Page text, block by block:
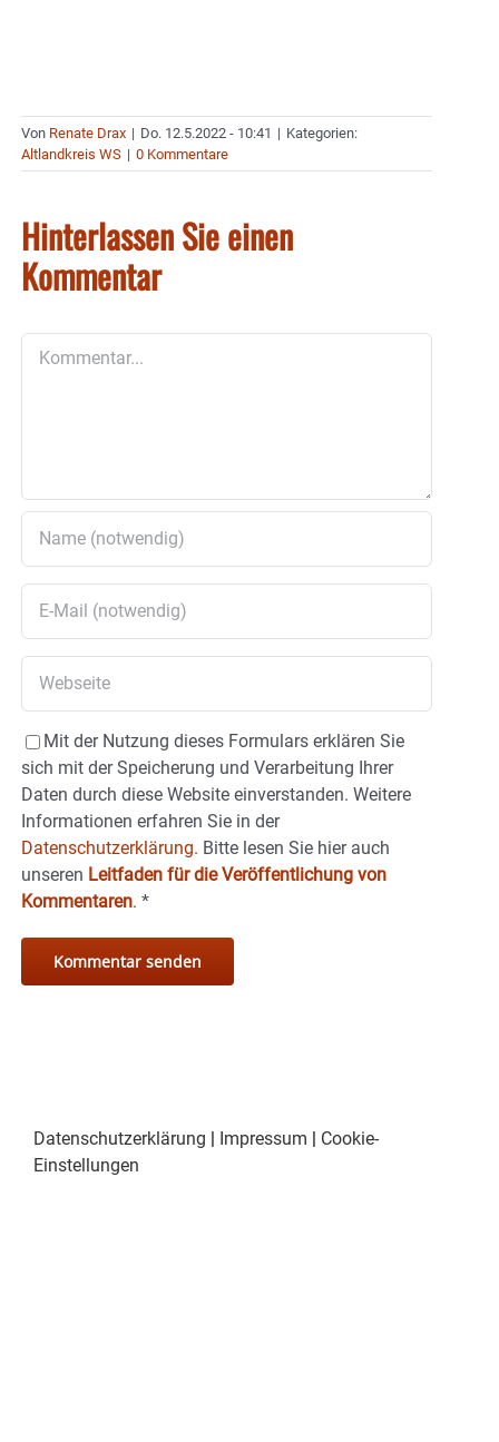
Von Renate Drax | Do. 12.5.2022 - 10:41 | Kategorien:
Altlandkreis WS | 0 Kommentare
Hinterlassen Sie einen
Kommentar
Mit der Nutzung dieses Formulars erklären Sie
sich mit der Speicherung und Verarbeitung Ihrer
Daten durch diese Website einverstanden. Weitere
Informationen erfahren Sie in der
Datenschutzerklärung. Bitte lesen Sie hier auch
unseren Leitfaden für die Veröffentlichung von
Kommentaren. *
Datenschutzerklärung | Impressum | Cookie-
Einstellungen